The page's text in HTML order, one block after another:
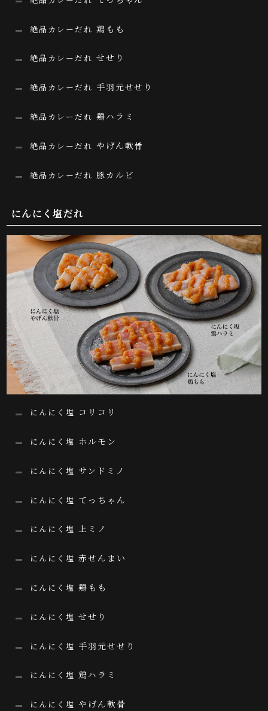
絶品カレーだれ 鶏もも
絶品カレーだれ せせり
絶品カレーだれ 手羽元せせり
絶品カレーだれ 鶏ハラミ
絶品カレーだれ やげん軟骨
絶品カレーだれ 豚カルビ
にんにく塩だれ
にんにく塩 コリコリ
にんにく塩 ホルモン
にんにく塩 サンドミノ
にんにく塩 てっちゃん
にんにく塩 上ミノ
にんにく塩 赤せんまい
にんにく塩 鶏もも
にんにく塩 せせり
にんにく塩 手羽元せせり
にんにく塩 鶏ハラミ
にんにく塩 やげん軟骨